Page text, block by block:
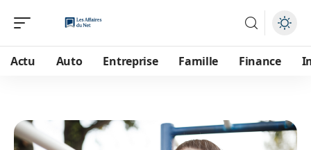
Actu Auto Entreprise Famille Finance